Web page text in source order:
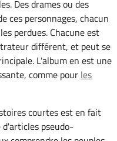
Des drames ou des
ces personnages, chacun
perdues. Chacune est
différent, et peut se
L'album en est une
comme pour les
courtes est en fait
pseudo-